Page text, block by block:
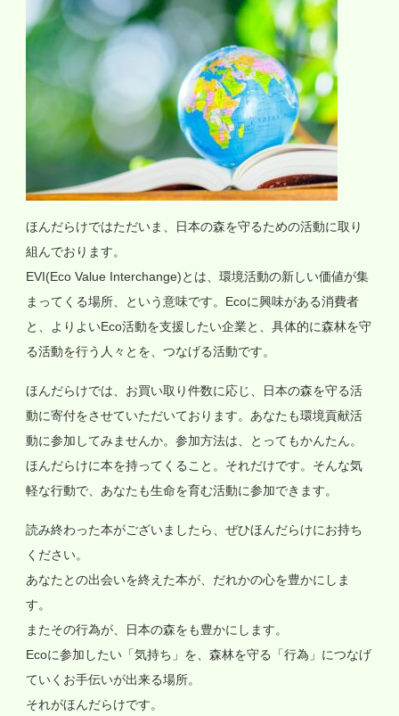
ほんだらけではただいま、日本の森を守るための活動に取り
組んでおります。
EVI(Eco Value Interchange)とは、環境活動の新しい価値が集
まってくる場所、という意味です。Ecoに興味がある消費者
と、よりよいEco活動を支援したい企業と、具体的に森林を守
る活動を行う人々とを、つなげる活動です。
ほんだらけでは、お買い取り件数に応じ、日本の森を守る活
動に寄付をさせていただいております。あなたも環境貢献活
動に参加してみませんか。参加方法は、とってもかんたん。
ほんだらけに本を持ってくること。それだけです。そんな気
軽な行動で、あなたも生命を育む活動に参加できます。
読み終わった本がございましたら、ぜひほんだらけにお持ち
ください。
あなたとの出会いを終えた本が、だれかの心を豊かにしま
す。
またその行為が、日本の森をも豊かにします。
Ecoに参加したい「気持ち」を、森林を守る「行為」につなげ
ていくお手伝いが出来る場所。
それがほんだらけです。